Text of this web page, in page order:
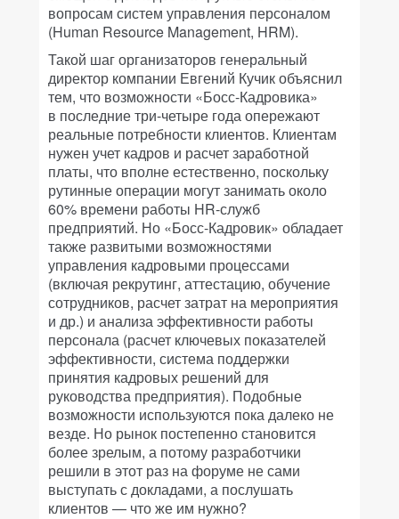
вопросам систем управления персоналом
(Human Resource Management, HRM).
Такой шаг организаторов генеральный
директор компании Евгений Кучик объяснил
тем, что возможности «Босс-Кадровика»
в последние три-четыре года опережают
реальные потребности клиентов. Клиентам
нужен учет кадров и расчет заработной
платы, что вполне естественно, поскольку
рутинные операции могут занимать около
60% времени работы HR-служб
предприятий. Но «Босс-Кадровик» обладает
также развитыми возможностями
управления кадровыми процессами
(включая рекрутинг, аттестацию, обучение
сотрудников, расчет затрат на мероприятия
и др.) и анализа эффективности работы
персонала (расчет ключевых показателей
эффективности, система поддержки
принятия кадровых решений для
руководства предприятия). Подобные
возможности используются пока далеко не
везде. Но рынок постепенно становится
более зрелым, а потому разработчики
решили в этот раз на форуме не сами
выступать с докладами, а послушать
клиентов — что же им нужно?